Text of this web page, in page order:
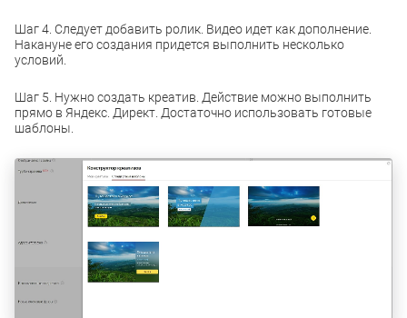
Шаг 4. Следует добавить ролик. Видео идет как дополнение.
Накануне его создания придется выполнить несколько
условий.
Шаг 5. Нужно создать креатив. Действие можно выполнить
прямо в Яндекс. Директ. Достаточно использовать готовые
шаблоны.